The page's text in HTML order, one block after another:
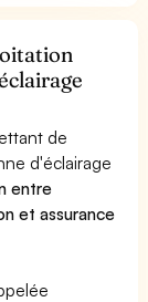
de
d'éclairage
entre
et assurance